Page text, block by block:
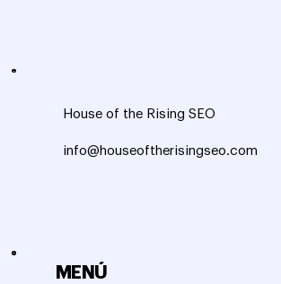
MENÚ
House of the Rising SEO
info@houseoftherisingseo.com